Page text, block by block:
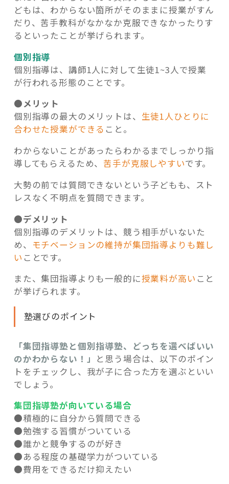
どもは、わからない箇所がそのままに授業がすん
だり、苦手教科がなかなか克服できなかったりす
るといったことが挙げられます。
個別指導
個別指導は、講師1人に対して生徒1~3人で授業
が行われる形態のことです。
●メリット
個別指導の最大のメリットは、 生徒1人ひとりに
合わせた授業ができる こと。
わからないことがあったらわかるまでしっかり指
導してもらえるため、 苦手が克服しやすいです。
大勢の前では質問できないという子どもも、スト
レスなく不明点を質問できます。
●デメリット
個別指導のデメリットは、競う相手がいないた
め、
モチベーションの維持が集団指導よりも難し
い ことです。
また、集団指導よりも一般的に授業料が高い こと
が挙げられます。
塾選びのポイント
「集団指導塾と個別指導塾、どっちを選べばいい
のかわからない！」 と思う場合は、以下のポイン
トをチェックし、我が子に合った方を選ぶといい
でしょう。
集団指導塾が向いている場合
●積極的に自分から質問できる
●勉強する習慣がついている
●誰かと競争するのが好き
●ある程度の基礎学力がついている
●費用をできるだけ抑えたい